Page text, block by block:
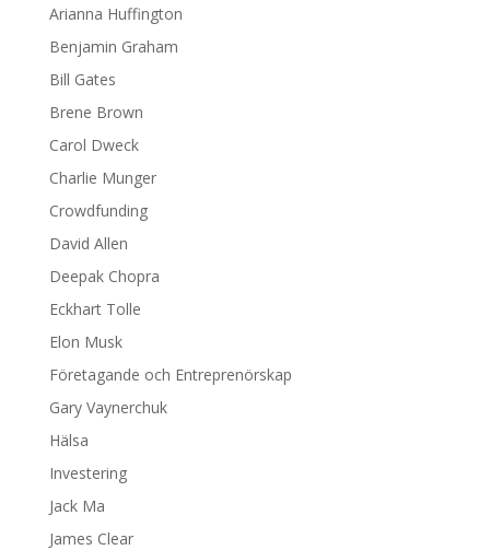
Arianna Huffington
Benjamin Graham
Bill Gates
Brene Brown
Carol Dweck
Charlie Munger
Crowdfunding
David Allen
Deepak Chopra
Eckhart Tolle
Elon Musk
Företagande och Entreprenörskap
Gary Vaynerchuk
Hälsa
Investering
Jack Ma
James Clear